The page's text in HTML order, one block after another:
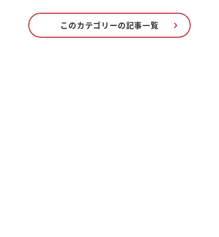
このカテゴリーの記事一覧